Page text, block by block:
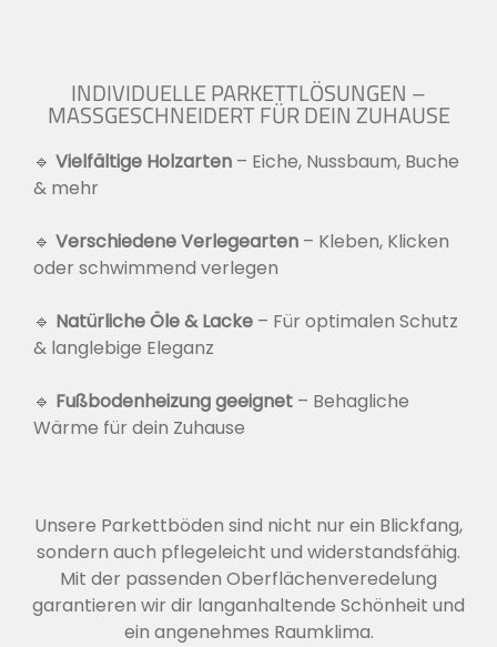
INDIVIDUELLE PARKETTLÖSUNGEN –
MASSGESCHNEIDERT FÜR DEIN ZUHAUSE
🔹 Vielfältige Holzarten – Eiche, Nussbaum, Buche
& mehr
🔹 Verschiedene Verlegearten – Kleben, Klicken
oder schwimmend verlegen
🔹 Natürliche Öle & Lacke – Für optimalen Schutz
& langlebige Eleganz
🔹 Fußbodenheizung geeignet – Behagliche
Wärme für dein Zuhause
Unsere Parkettböden sind nicht nur ein Blickfang,
sondern auch pflegeleicht und widerstandsfähig.
Mit der passenden Oberflächenveredelung
garantieren wir dir langanhaltende Schönheit und
ein angenehmes Raumklima.